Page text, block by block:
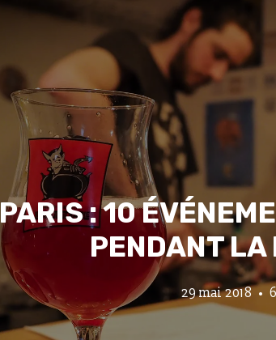
PARIS : 10
PENDANT LA
29 mai 2018